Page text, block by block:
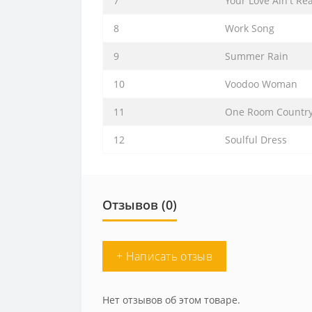
8 Work Song
9 Summer Rain
10 Voodoo Woman
11 One Room
12 Soulful Dress
Отзывов (0)
+ Написать отзыв
Нет отзывов об этом товаре.